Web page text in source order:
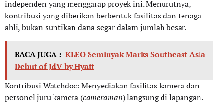
independen yang menggarap proyek ini. Menurutnya,
kontribusi yang diberikan berbentuk fasilitas dan tenaga
ahli, bukan suntikan dana segar dalam jumlah besar.
BACA JUGA : KLEO Seminyak Marks Southeast Asia
Debut of JdV by Hyatt
Kontribusi Watchdoc: Menyediakan fasilitas kamera dan
personel juru kamera (cameraman) langsung di lapangan.